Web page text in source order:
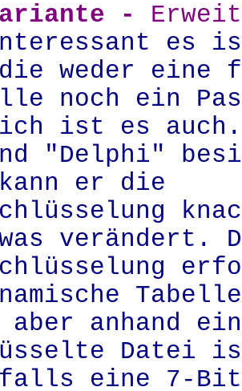
-
es
weder eine
noch ein
ist es auch.
"Delphi"
er die
verändert.
anhand
Datei
eine 7-